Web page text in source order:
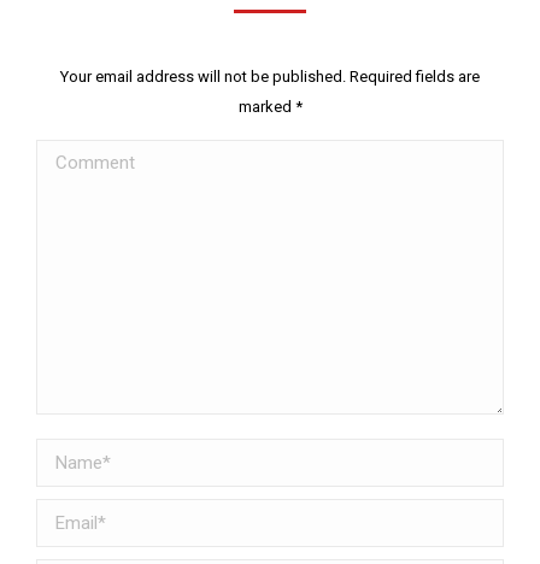
Your email address will not be published. Required fields are
marked *
Comment
Name *
Email *